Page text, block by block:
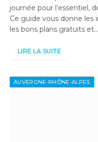
journée pour l’essentiel,
Ce guide vous donne les
les bons plans gratuits et…
LIRE LA SUITE
AUVERGNE-RHÔNE-ALPES